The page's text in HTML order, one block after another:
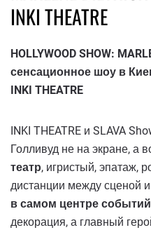
INKI THEATRE
HOLLYWOOD SHOW:
сенсационное шоу в
INKI THEATRE
INKI THEATRE и SLAVA
Голливуд не на экране, а
театр, игристый, эпатаж,
дистанции между сценой
в самом центре событий
декорация, а главный